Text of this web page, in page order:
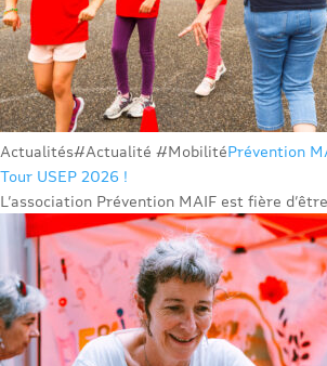
Actualités#Actualité #MobilitéPrévention
Tour USEP 2026 !
L’association Prévention MAIF est fière